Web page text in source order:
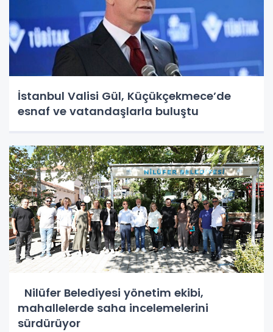
İstanbul Valisi Gül, Küçükçekmece’de
esnaf ve vatandaşlarla buluştu
Nilüfer Belediyesi yönetim ekibi,
mahallelerde saha incelemelerini
sürdürüyor